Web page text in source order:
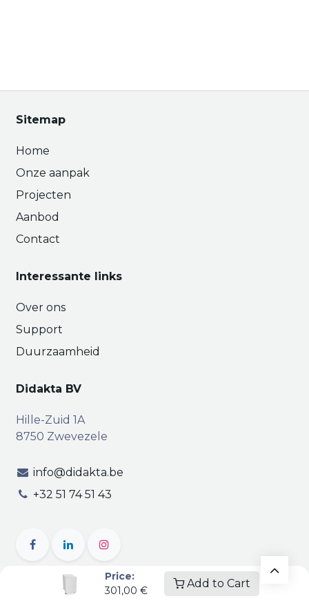
Price:
301,00 €
Add to Cart
Sitemap
Home
Onze aanpak
Projecten
Aanbod
Contact
Interessante links
Over ons
Support
Duurzaamheid
Didakta BV
Hille-Zuid 1A
8750 Zwevezele
info@didakta.be
+32 51 74 51 43